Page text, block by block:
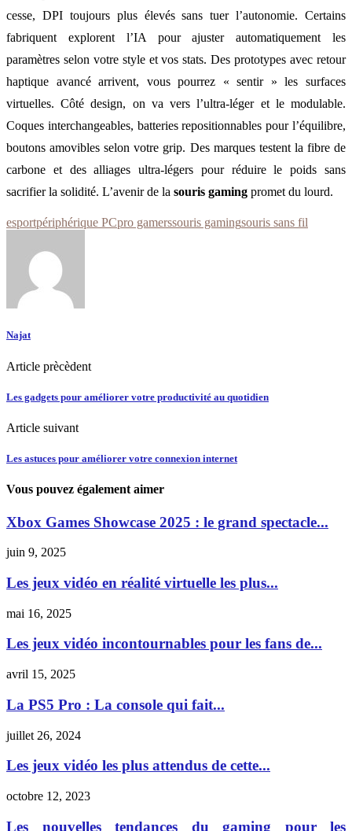
cesse, DPI toujours plus élevés sans tuer l’autonomie. Certains
fabriquent explorent l’IA pour ajuster automatiquement les
paramètres selon votre style et vos stats. Des prototypes avec retour
haptique avancé arrivent, vous pourrez « sentir » les surfaces
virtuelles. Côté design, on va vers l’ultra-léger et le modulable.
Coques interchangeables, batteries repositionnables pour l’équilibre,
boutons amovibles selon votre grip. Des marques testent la fibre de
carbone et des alliages ultra-légers pour réduire le poids sans
sacrifier la solidité. L’avenir de la souris gaming promet du lourd.
esportpériphérique PCpro gamerssouris gamingsouris sans fil
Najat
Article prècèdent
Les gadgets pour améliorer votre productivité au quotidien
Article suivant
Les astuces pour améliorer votre connexion internet
Vous pouvez également aimer
Xbox Games Showcase 2025 : le grand spectacle...
juin 9, 2025
Les jeux vidéo en réalité virtuelle les plus...
mai 16, 2025
Les jeux vidéo incontournables pour les fans de...
avril 15, 2025
La PS5 Pro : La console qui fait...
juillet 26, 2024
Les jeux vidéo les plus attendus de cette...
octobre 12, 2023
Les nouvelles tendances du gaming pour les